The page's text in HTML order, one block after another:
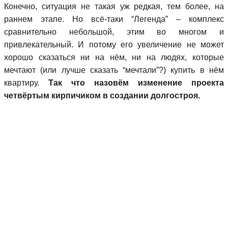
Конечно, ситуация не такая уж редкая, тем более, на
раннем этапе. Но всё-таки “Легенда” – комплекс
сравнительно небольшой, этим во многом и
привлекательный. И потому его увеличение не может
хорошо сказаться ни на нём, ни на людях, которые
мечтают (или лучше сказать “мечтали”?) купить в нём
квартиру. Так что назовём изменение проекта
четвёртым кирпичиком в создании долгостроя.